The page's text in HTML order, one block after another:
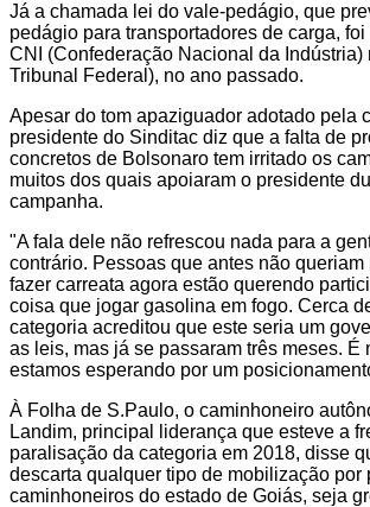
Já a chamada lei do vale-pedágio, que
pedágio para transportadores de carga,
CNI (Confederação Nacional da Indústria)
Tribunal Federal), no ano passado.
Apesar do tom apaziguador adotado pela
presidente do Sinditac diz que a falta de
concretos de Bolsonaro tem irritado os
muitos dos quais apoiaram o presidente
campanha.
"A fala dele não refrescou nada para a
contrário. Pessoas que antes não queriam
fazer carreata agora estão querendo
coisa que jogar gasolina em fogo. Cerca
categoria acreditou que este seria um
as leis, mas já se passaram três meses. É
estamos esperando por um
À Folha de S.Paulo, o caminhoneiro
Landim, principal liderança que esteve a
paralisação da categoria em 2018, disse
descarta qualquer tipo de mobilização por
caminhoneiros do estado de Goiás, seja